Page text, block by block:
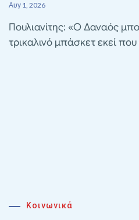
Αυγ 1, 2026
Πουλιανίτης: «Ο Δαναός
τρικαλινό μπάσκετ εκεί που
Κοινωνικά